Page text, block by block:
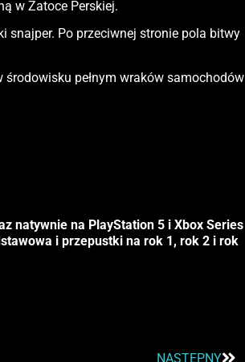
w Zatoce Perskiej.
snajper. Po przeciwnej stronie pola bitwy
pełnym wraków samochodów
natywnie na PlayStation 5 i Xbox Series
i przepustki na rok 1, rok 2 i rok
NASTĘPNY